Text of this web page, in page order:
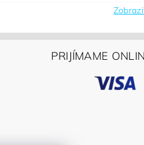
PRIJÍMAME